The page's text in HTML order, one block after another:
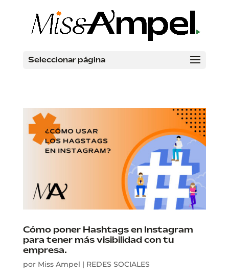
Seleccionar página
Cómo poner Hashtags en Instagram
para tener más visibilidad con tu
empresa.
por Miss Ampel | REDES SOCIALES